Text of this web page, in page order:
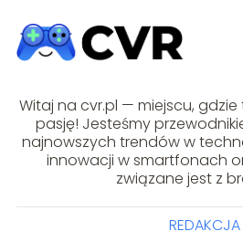
Witaj na cvr.pl — miejscu,
pasję! Jesteśmy
najnowszych trendów w
innowacji w smartfonach
związane jest z
REDAKCJA